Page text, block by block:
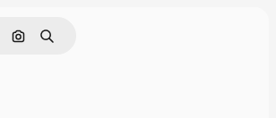
Cerca per immagine
Ricerca